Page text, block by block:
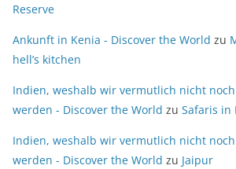
Reserve
Ankunft in Kenia - Discover the World zu
hell’s kitchen
Indien, weshalb wir vermutlich nicht
werden - Discover the World zu Safaris in
Indien, weshalb wir vermutlich nicht
werden - Discover the World zu Jaipur